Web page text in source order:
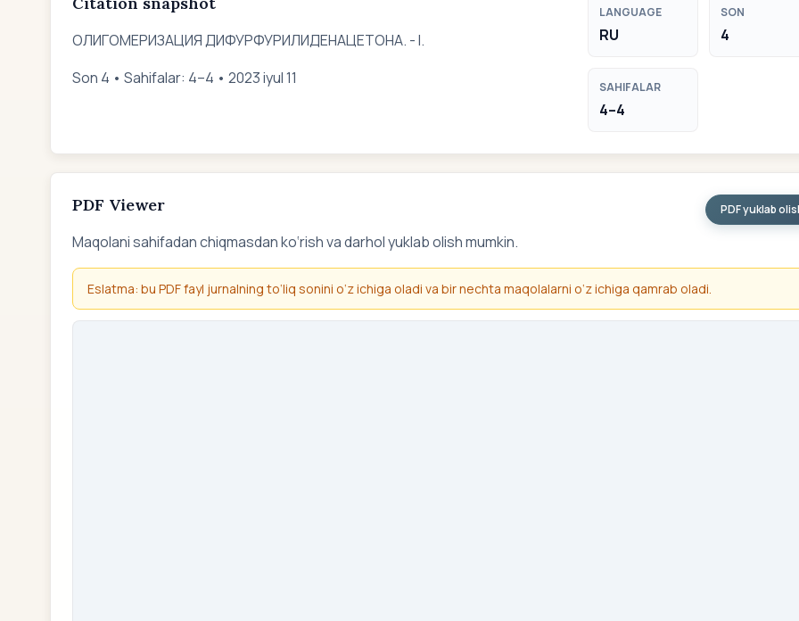
ОЛИГОМЕРИЗАЦИЯ ДИФУРФУРИЛИДЕНАЦЕТОНА. - I.
Son 4 • Sahifalar: 4–4 • 2023 iyul 11
LANGUAGE
RU
SON
4
SAHIFALAR
4–4
PDF Viewer
Maqolani sahifadan chiqmasdan ko‘rish va darhol yuklab olish mumkin.
PDF yuklab
Eslatma: bu PDF fayl jurnalning to‘liq sonini o‘z ichiga oladi va bir nechta maqolalarni o‘z ichiga qamrab oladi.